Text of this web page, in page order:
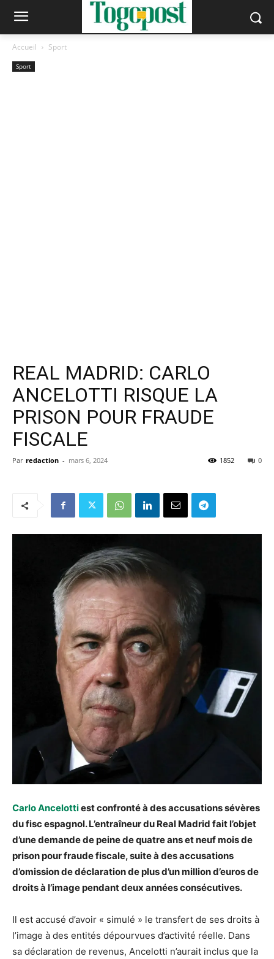
Accueil Sport
Sport
REAL MADRID: CARLO
ANCELOTTI RISQUE LA
PRISON POUR FRAUDE
FISCALE
Par redaction - mars 6, 2024 0
1852
Carlo Ancelottiest confronté à des accusations sévères
du fisc espagnol. L’entraîneur du Real Madrid fait l’objet
d’une demande de peine de quatre ans et neuf mois de
prison pour fraude fiscale, suite à des accusations
d’omission de déclaration de plus d’un million d’euros de
droits à l’image pendant deux années consécutives.
Il est accusé d’avoir « simulé » le transfert de ses droits à
l’image à des entités dépourvues d’activité réelle. Dans
sa déclaration de revenus, Ancelotti n’aurait inclus que la